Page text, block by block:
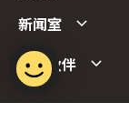
新闻室
合作伙伴